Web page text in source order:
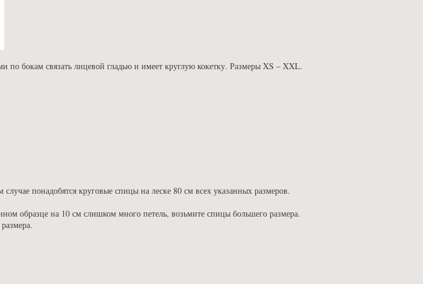
бокам связать лицевой гладью и имеет круглую кокетку. Размеры XS – XXL.
понадобятся круговые спицы на леске 80 см всех указанных размеров.
образце на 10 см слишком много петель, возьмите спицы большего размера.